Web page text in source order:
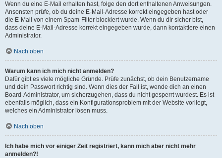
Wenn du eine E-Mail erhalten hast, folge den dort enthaltenen Anweisungen.
Ansonsten prüfe, ob du deine E-Mail-Adresse korrekt eingegeben hast oder
die E-Mail von einem Spam-Filter blockiert wurde. Wenn du dir sicher bist,
dass deine E-Mail-Adresse korrekt eingegeben wurde, dann kontaktiere einen
Administrator.
Nach oben
Warum kann ich mich nicht anmelden?
Dafür gibt es viele mögliche Gründe. Prüfe zunächst, ob dein Benutzername
und dein Passwort richtig sind. Wenn dies der Fall ist, wende dich an einen
Board-Administrator, um sicherzugehen, dass du nicht gesperrt wurdest. Es ist
ebenfalls möglich, dass ein Konfigurationsproblem mit der Website vorliegt,
welches ein Administrator lösen muss.
Nach oben
Ich habe mich vor einiger Zeit registriert, kann mich aber nicht mehr
anmelden?!